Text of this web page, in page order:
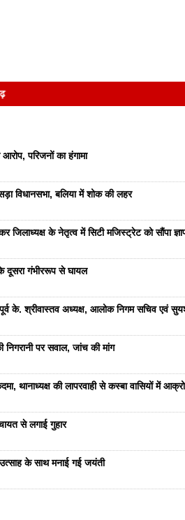
परिजनों का हंगामा
विधानसभा, बलिया में शोक की लहर
जिलाध्यक्ष के नेतृत्व में सिटी मजिस्ट्रेट को सौंपा
दूसरा गंभीररूप से घायल
के. श्रीवास्तव अध्यक्ष, आलोक निगम सचिव एवं सुयश
पर सवाल, जांच की मांग
थानाध्यक्ष की लापरवाही से कस्बा वासियों में
से लगाई गुहार
उत्साह के साथ मनाई गई जयंती